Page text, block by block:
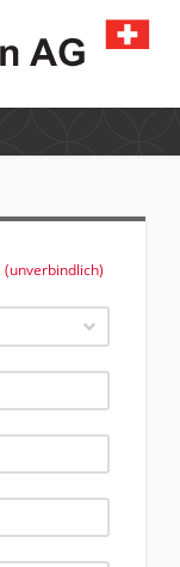
(unverbindlich)